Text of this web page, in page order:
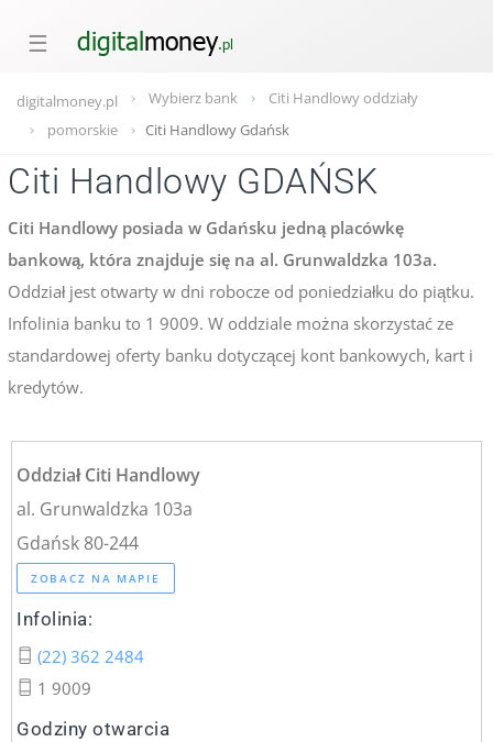
☰
digitalmoney.pl Wybierz bank
Citi Handlowy oddziały
pomorskie
Citi Handlowy Gdańsk
Citi Handlowy GDAŃSK
Citi Handlowy posiada w Gdańsku jedną placówkę
bankową, która znajduje się na al. Grunwaldzka 103a.
Oddział jest otwarty w dni robocze od poniedziałku do piątku.
Infolinia banku to 1 9009. W oddziale można skorzystać ze
standardowej oferty banku dotyczącej kont bankowych, kart i
kredytów.
Oddział Citi Handlowy
al. Grunwaldzka 103a
Gdańsk 80-244
ZOBACZ NA MAPIE
Infolinia:
(22) 362 2484
1 9009
Godziny otwarcia